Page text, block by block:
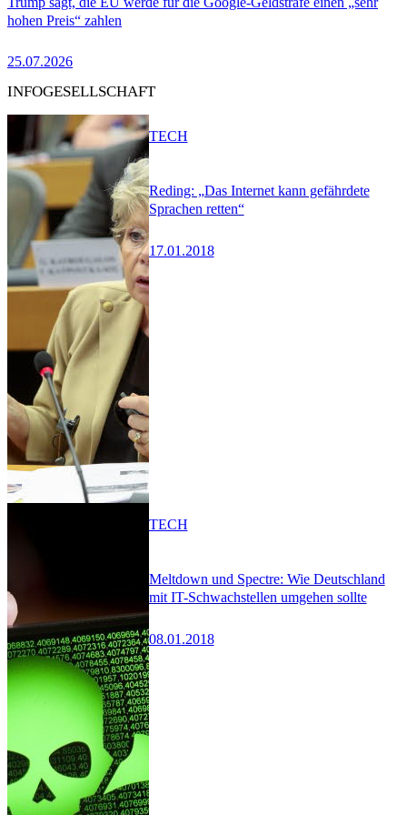
hohen Preis“ zahlen
25.07.2026
INFOGESELLSCHAFT
Reding: „Das Internet kann gefährdete
Sprachen retten“
17.01.2018
TECH
Meltdown und Spectre: Wie Deutschland
mit IT-Schwachstellen umgehen sollte
08.01.2018
TECH